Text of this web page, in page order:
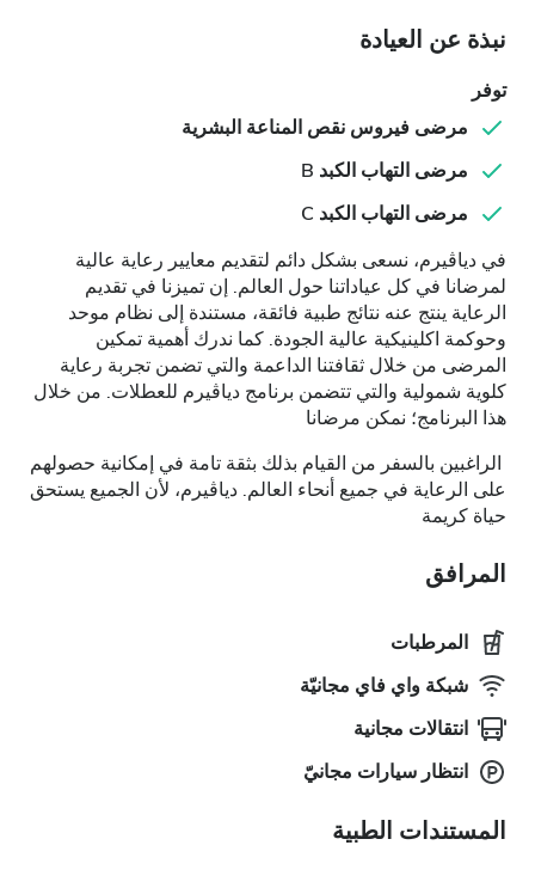
نبذة عن العيادة
توفر
مرضى فيروس نقص المناعة البشرية
مرضى التهاب الكبد B
مرضى التهاب الكبد C
في دياڤيرم، نسعى بشكل دائم لتقديم معايير رعاية عالية
لمرضانا في كل عياداتنا حول العالم. إن تميزنا في تقديم
الرعاية ينتج عنه نتائج طبية فائقة، مستندة إلى نظام موحد
وحوكمة اكلينيكية عالية الجودة. كما ندرك أهمية تمكين
المرضى من خلال ثقافتنا الداعمة والتي تضمن تجربة رعاية
كلوية شمولية والتي تتضمن برنامج دياڤيرم للعطلات. من خلال
هذا البرنامج؛ نمكن مرضانا
الراغبين بالسفر من القيام بذلك بثقة تامة في إمكانية حصولهم
على الرعاية في جميع أنحاء العالم. دياڤيرم، لأن الجميع يستحق
حياة كريمة
المرافق
المرطبات
شبكة واي فاي مجانيّة
انتقالات مجانية
انتظار سيارات مجانيّ
المستندات الطبية